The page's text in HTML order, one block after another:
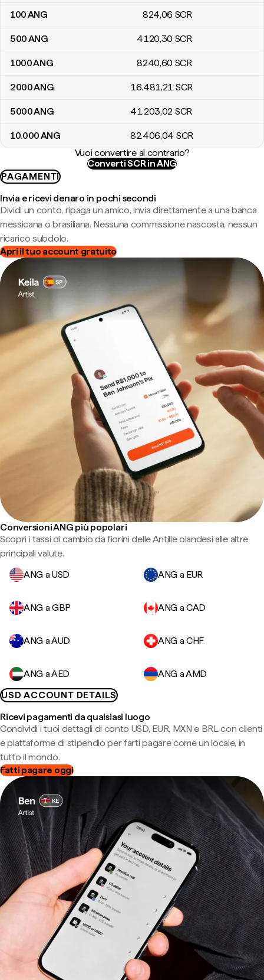
100ANG 824,06 SCR
500ANG 4120,30 SCR
1000ANG 8240,60 SCR
2000ANG 16.481,21 SCR
5000ANG 41.203,02 SCR
10.000ANG 82.406,04 SCR
Vuoi convertire al contrario?
Converti SCR in ANG
PAGAMENTI
Invia e ricevi denaro in pochi secondi
Dividi un conto, ripaga un amico, invia direttamente a una banca
messicana o brasiliana. Nessuna commissione nascosta, nessun
ricarico subdolo.
Apri il tuo account gratuito
Conversioni ANG più popolari
Scopri i tassi di cambio da fiorini delle Antille olandesi alle altre
principali valute.
ANG a USD
ANG a EUR
ANG a GBP ANG a CAD
ANG a AUD ANG a CHF
ANG a AED
ANG a AMD
USD ACCOUNT DETAILS
Ricevi pagamenti da qualsiasi luogo
Condividi i tuoi dettagli di conto USD, EUR, MXN e BRL con clienti
e piattaforme di stipendio per farti pagare come un locale, in
tutto il mondo.
Fatti pagare oggi